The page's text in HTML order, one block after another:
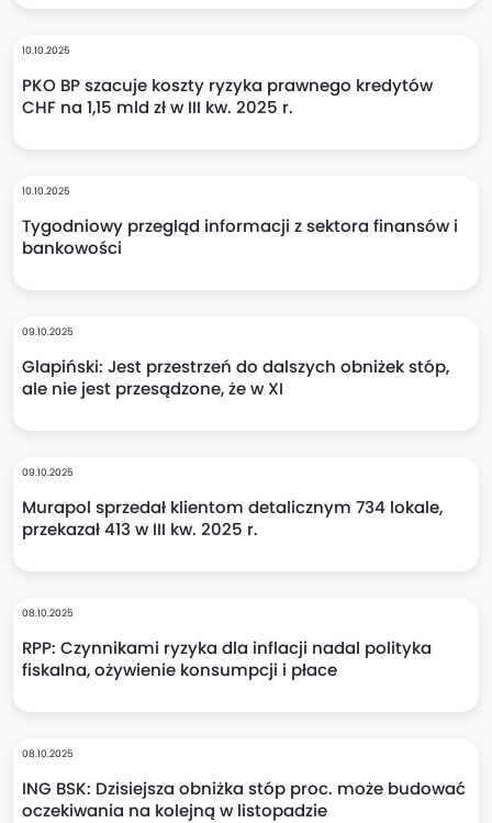
10.10.2025
PKO BP szacuje koszty ryzyka prawnego kredytów
CHF na 1,15 mld zł w III kw. 2025 r.
10.10.2025
Tygodniowy przegląd informacji z sektora finansów i
bankowości
09.10.2025
Glapiński: Jest przestrzeń do dalszych obniżek stóp,
ale nie jest przesądzone, że w XI
09.10.2025
Murapol sprzedał klientom detalicznym 734 lokale,
przekazał 413 w III kw. 2025 r.
08.10.2025
RPP: Czynnikami ryzyka dla inflacji nadal polityka
fiskalna, ożywienie konsumpcji i płace
08.10.2025
ING BSK: Dzisiejsza obniżka stóp proc. może budować
oczekiwania na kolejną w listopadzie